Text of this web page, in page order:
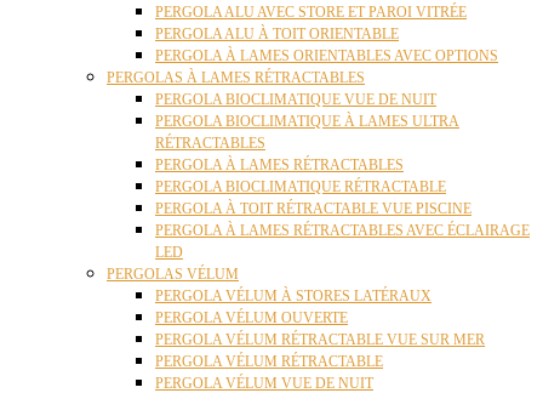
PERGOLA ALU AVEC STORE ET PAROI VITRÉE
PERGOLA ALU À TOIT ORIENTABLE
PERGOLA À LAMES ORIENTABLES AVEC OPTIONS
PERGOLAS À LAMES RÉTRACTABLES
PERGOLA BIOCLIMATIQUE VUE DE NUIT
PERGOLA BIOCLIMATIQUE À LAMES ULTRA
RÉTRACTABLES
PERGOLA À LAMES RÉTRACTABLES
PERGOLA BIOCLIMATIQUE RÉTRACTABLE
PERGOLA À TOIT RÉTRACTABLE VUE PISCINE
PERGOLA À LAMES RÉTRACTABLES AVEC ÉCLAIRAGE
LED
PERGOLAS VÉLUM
PERGOLA VÉLUM À STORES LATÉRAUX
PERGOLA VÉLUM OUVERTE
PERGOLA VÉLUM RÉTRACTABLE VUE SUR MER
PERGOLA VÉLUM RÉTRACTABLE
PERGOLA VÉLUM VUE DE NUIT